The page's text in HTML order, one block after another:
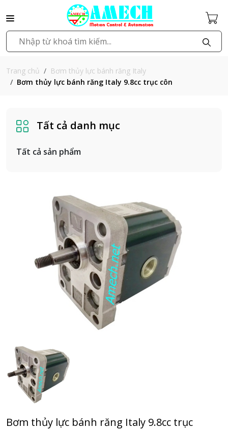
Trang chủ
Bơm thủy lực bánh răng Italy
Bơm thủy lực bánh răng Italy 9.8cc trục côn
Tất cả danh mục
Tất cả sản phẩm
Bơm thủy lực bánh răng Italy 9.8cc trục